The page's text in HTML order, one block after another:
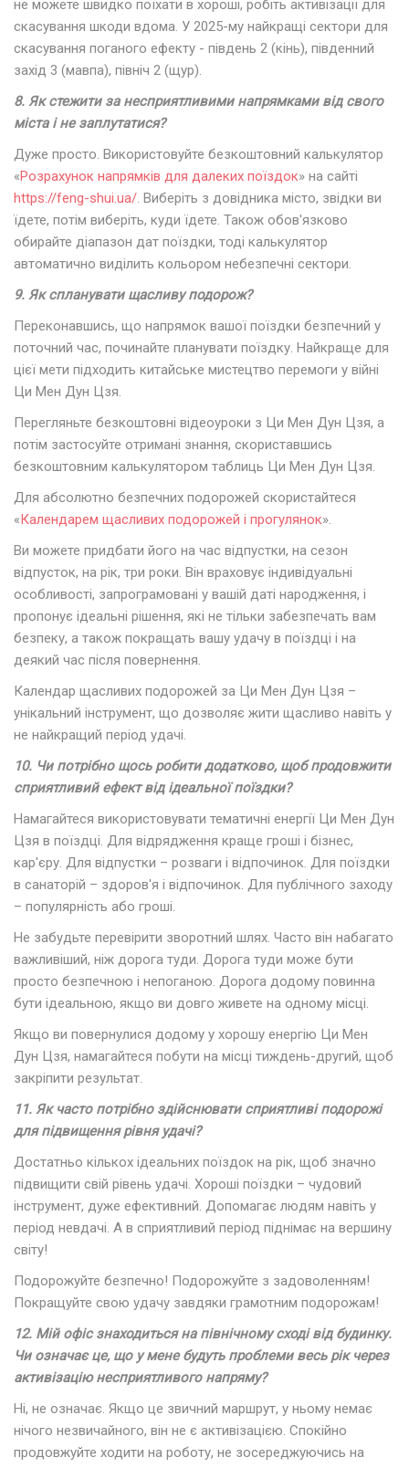
не можете швидко поїхати в хороші, робіть активізації для
скасування шкоди вдома. У 2025-му найкращі сектори для
скасування поганого ефекту - південь 2 (кінь), південний
захід 3 (мавпа), північ 2 (щур).
8. Як стежити за несприятливими напрямками від свого
міста і не заплутатися?
Дуже просто. Використовуйте безкоштовний калькулятор
«Розрахунок напрямків для далеких поїздок» на сайті
https://feng-shui.ua/. Виберіть з довідника місто, звідки ви
їдете, потім виберіть, куди їдете. Також обов'язково
обирайте діапазон дат поїздки, тоді калькулятор
автоматично виділить кольором небезпечні сектори.
9. Як спланувати щасливу подорож?
Переконавшись, що напрямок вашої поїздки безпечний у
поточний час, починайте планувати поїздку. Найкраще для
цієї мети підходить китайське мистецтво перемоги у війні
Ци Мен Дун Цзя.
Перегляньте безкоштовні відеоуроки з Ци Мен Дун Цзя, а
потім застосуйте отримані знання, скориставшись
безкоштовним калькулятором таблиць Ци Мен Дун Цзя.
Для абсолютно безпечних подорожей скористайтеся
«Календарем щасливих подорожей і прогулянок».
Ви можете придбати його на час відпустки, на сезон
відпусток, на рік, три роки. Він враховує індивідуальні
особливості, запрограмовані у вашій даті народження, і
пропонує ідеальні рішення, які не тільки забезпечать вам
безпеку, а також покращать вашу удачу в поїздці і на
деякий час після повернення.
Календар щасливих подорожей за Ци Мен Дун Цзя –
унікальний інструмент, що дозволяє жити щасливо навіть у
не найкращий період удачі.
10. Чи потрібно щось робити додатково, щоб продовжити
сприятливий ефект від ідеальної поїздки?
Намагайтеся використовувати тематичні енергії Ци Мен Дун
Цзя в поїздці. Для відрядження краще гроші і бізнес,
кар'єру. Для відпустки – розваги і відпочинок. Для поїздки
в санаторій – здоров'я і відпочинок. Для публічного заходу
– популярність або гроші.
Не забудьте перевірити зворотний шлях. Часто він набагато
важливіший, ніж дорога туди. Дорога туди може бути
просто безпечною і непоганою. Дорога додому повинна
бути ідеальною, якщо ви довго живете на одному місці.
Якщо ви повернулися додому у хорошу енергію Ци Мен
Дун Цзя, намагайтеся побути на місці тиждень-другий, щоб
закріпити результат.
11. Як часто потрібно здійснювати сприятливі подорожі
для підвищення рівня удачі?
Достатньо кількох ідеальних поїздок на рік, щоб значно
підвищити свій рівень удачі. Хороші поїздки – чудовий
інструмент, дуже ефективний. Допомагає людям навіть у
період невдачі. А в сприятливий період піднімає на вершину
світу!
Подорожуйте безпечно! Подорожуйте з задоволенням!
Покращуйте свою удачу завдяки грамотним подорожам!
12. Мій офіс знаходиться на північному сході від будинку.
Чи означає це, що у мене будуть проблеми весь рік через
активізацію несприятливого напряму?
Ні, не означає. Якщо це звичний маршрут, у ньому немає
нічого незвичайного, він не є активізацією. Спокійно
продовжуйте ходити на роботу, не зосереджуючись на